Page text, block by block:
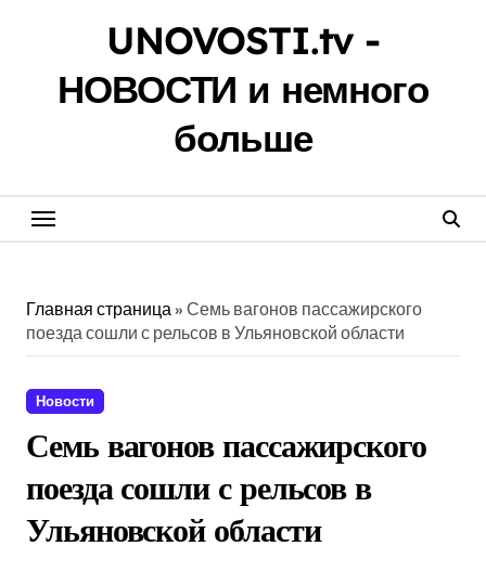
UNOVOSTI.tv -
НОВОСТИ и немного
больше
Главная страница» Семь вагонов пассажирского
поезда сошли с рельсов в Ульяновской области
Новости
Семь вагонов пассажирского
поезда сошли с рельсов в
Ульяновской области